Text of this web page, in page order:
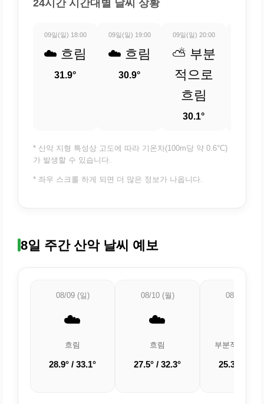
24시간 시간대별 날씨 상황
09일(일) 18:00
☁️ 흐림
31.9°
09일(일) 19:00
☁️ 흐림
30.9°
09일(일) 20:00
⛅ 부분
적으로
흐림
30.1°
* 산악 지형 특성상 고도에 따라 기온차(100m당 약 0.6°C)
가 발생할 수 있습니다.
* 좌우 스크롤 하게 되면 더 많은 정보가 나옵니다.
8일 주간 산악 날씨 예보
08/09 (일)
☁️
흐림
28.9° / 33.1°
08/10 (월)
☁️
흐림
27.5° / 32.3°
08/11 (화)
부분적으로 흐
25.3° /